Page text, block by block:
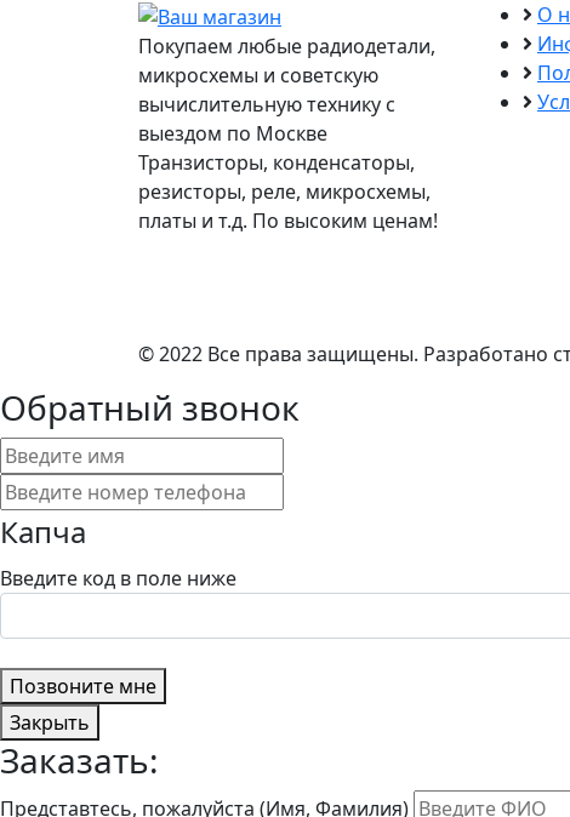
Покупаем любые радиодетали,
микросхемы и советскую
вычислительную технику с
выездом по Москве
Транзисторы, конденсаторы,
резисторы, реле, микросхемы,
платы и т.д. По высоким ценам!
О
© 2022 Все права защищены. Разработано
Обратный звонок
Капча
Введите код в поле ниже
Позвоните мне
Закрыть
Заказать:
Представтесь, пожалуйста (Имя, Фамилия)